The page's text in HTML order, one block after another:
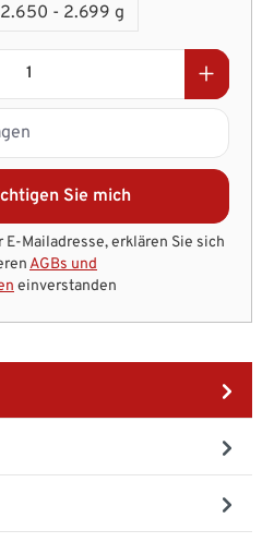
ist zurzeit nicht verfügbar.)
2.650 - 2.699 g
Sie mich
E-Mailadresse, erklären Sie sich
AGBs und
einverstanden